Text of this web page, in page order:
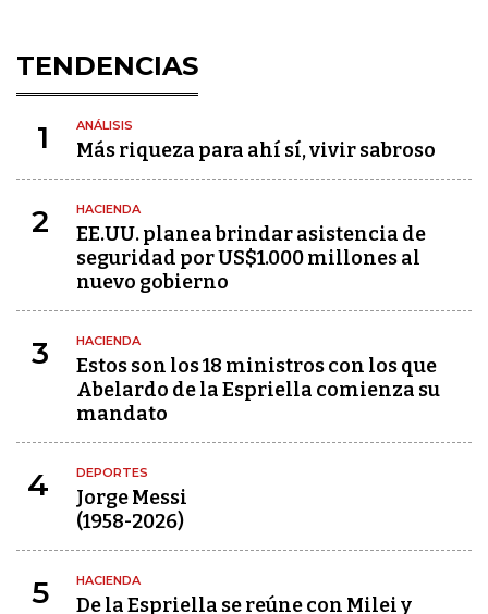
TENDENCIAS
1 ANÁLISIS
Más riqueza para ahí sí, vivir sabroso
2 HACIENDA
EE.UU. planea brindar asistencia de
seguridad por US$1.000 millones al
nuevo gobierno
3 HACIENDA
Estos son los 18 ministros con los que
Abelardo de la Espriella comienza su
mandato
4 DEPORTES
Jorge Messi
(1958-2026)
5 HACIENDA
De la Espriella se reúne con Milei y